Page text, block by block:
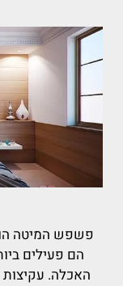
פשפש המיטה
הם פעילים
האכלה.